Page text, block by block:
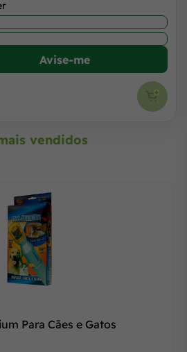
Avise-me
vendidos
Para Cães e Gatos